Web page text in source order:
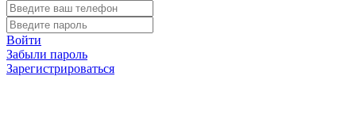
Войти
Забыли пароль
Зарегистрироваться